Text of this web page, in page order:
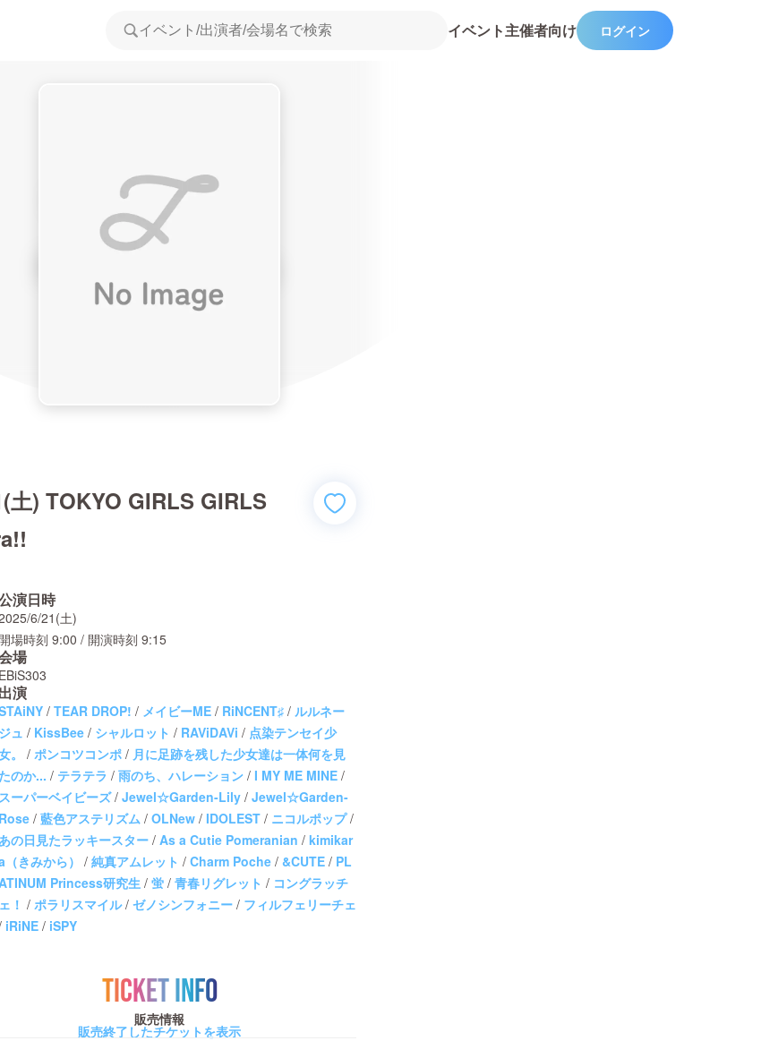
イベント主催者向け ログイン
土) TOKYO GIRLS GIRLS
演日時
6/21(土)
開場時刻 9:00 / 開演時刻 9:15
場
EBiS303
出演
/ TEAR DROP! / メイビーME / RiNCENT♯ / ルルネー
ジュ / KissBee / シャルロット / RAViDAVi / 点染テンセイ少
。
/ ポンコツコンポ / 月に足跡を残した少女達は一体何を見
たのか... / テラテラ / 雨のち、ハレーション / I MY ME MINE /
スーパーベイビーズ/ Jewel☆Garden-Lily / Jewel☆Garden-
Rose / 藍色アステリズム / OLNew / IDOLEST / ニコルポップ/
の日見たラッキースター / As a Cutie Pomeranian / kimikar
（きみから） / 純真アムレット / Charm Poche / &CUTE / PL
Princess研究生/ 蛍 / 青春リグレット / コングラッチ
ェ！ / ポラリスマイル/ ゼノシンフォニー / フィルフェリーチェ
iRiNE / iSPY
TICKET INFO
販売情報
販売終了したチケットを表示